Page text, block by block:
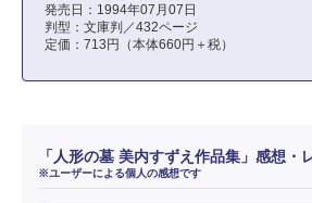
発売日：1994年07月07日
判型：文庫判／432ページ
定価：713円（本体660円＋税）
「人形の墓 美内すずえ作品集」感想・
※ユーザーによる個人の感想です